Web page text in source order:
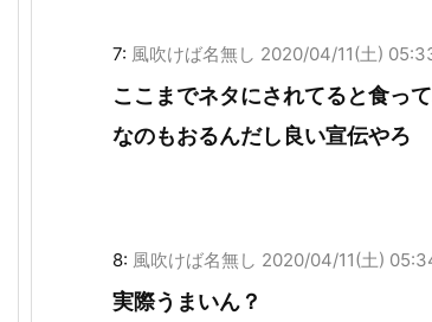
7: 風吹けば名無し 2020/04/11(土)
ここまでネタにされてると食っ
なのもおるんだし良い宣伝やろ
8: 風吹けば名無し 2020/04/11(土)
実際うまいん？